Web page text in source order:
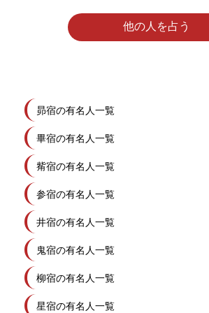
他の人を占う
昴宿の有名人一覧
畢宿の有名人一覧
觜宿の有名人一覧
参宿の有名人一覧
井宿の有名人一覧
鬼宿の有名人一覧
柳宿の有名人一覧
星宿の有名人一覧